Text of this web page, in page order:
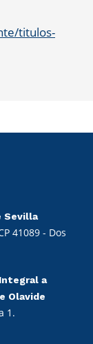
titulos-
Sevilla
41089 - Dos
a
Olavide
1.